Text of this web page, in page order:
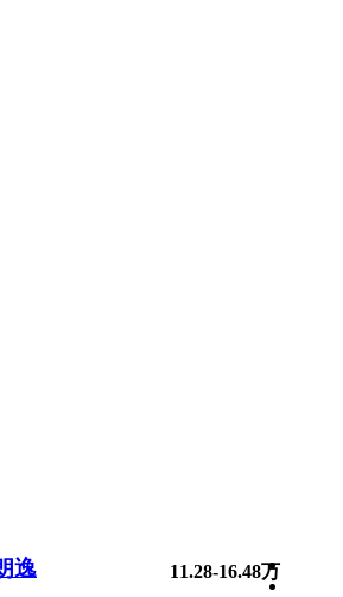
逸 11.28-16.48万